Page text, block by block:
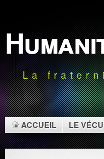
La
ACCUEIL LE VÉCU